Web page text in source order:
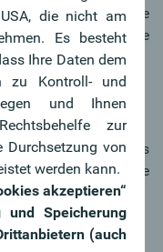
eine technische
Funktionen. Die
verfügbar.
Support-Requests
Firma finAPI für die
die nicht am
Es besteht
Ihre Daten dem
zu Kontroll- und
und Ihnen
zur
Durchsetzung von
werden kann.
akzeptieren“
und Speicherung
(auch